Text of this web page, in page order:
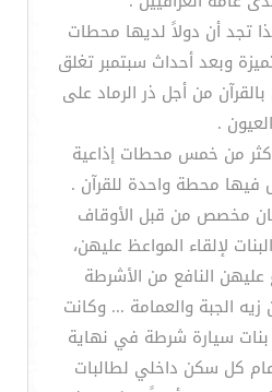
تجد أن دولاً لديها محطات
وبعد أحداث سبتمبر تغلق
من أجل ذر الرماد على
العيون .
من خمس محطات إذاعية
محطة واحدة للقرآن .
كان مخصص من قبل الأوقاف
لإلقاء المواعظ عليهن،
عليهن النافع من الأشرطة
زيه الجبة والعمامة ... وكانت
سيارة شرطة في نهاية
كل سكن داخلي لطالبات